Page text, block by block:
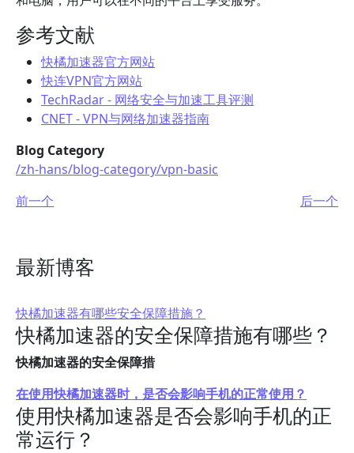
参考文献
快橘加速器官方网站
快连VPN官方网站
TechRadar - 网络安全与加速工具评测
CNET - VPN与网络加速器指南
Blog Category
/zh-hans/blog-category/vpn-basic
前一个
后一个
最新博客
快橘加速器有哪些安全保障措施？
快橘加速器的安全保障措施有哪些？
快橘加速器的安全保障措
在使用快橘加速器时，是否会影响手机的正常使用？
使用快橘加速器是否会影响手机的正
常运行？